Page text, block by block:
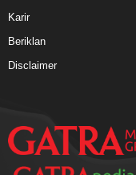
Karir
Beriklan
Disclaimer